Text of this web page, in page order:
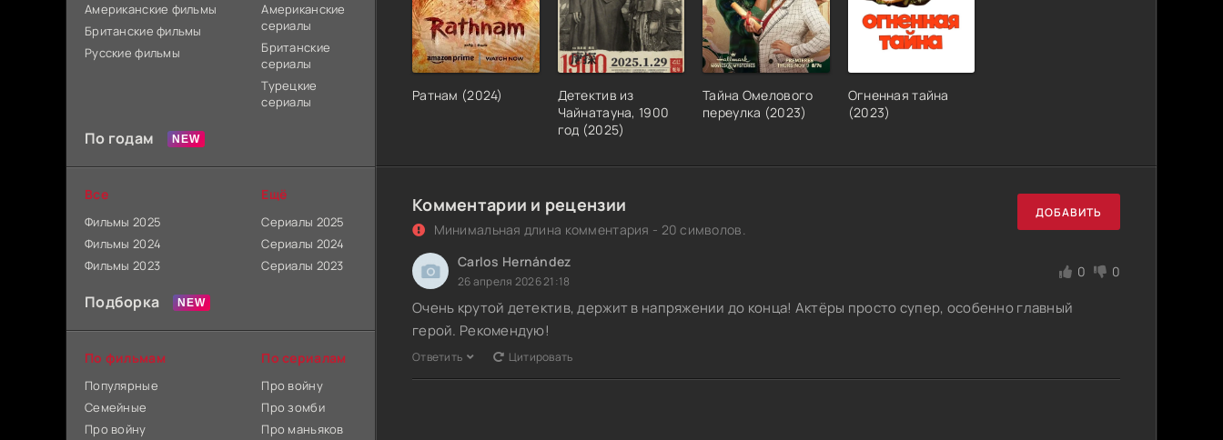
Ратнам (2024)
Детектив из
Чайнатауна, 1900
год (2025)
Тайна Омелового
переулка (2023)
Огненная тайна
(2023)
Комментарии и рецензии
Минимальная длина комментария - 20 символов.
ДОБАВИТЬ
Carlos Hernández
26 апреля 2026 21:18
0 0
Очень крутой детектив, держит в напряжении до конца! Актёры просто супер, особенно главный
герой. Рекомендую!
Ответить Цитировать
Американские фильмы
Британские фильмы
Русские фильмы
Американские
сериалы
Британские
сериалы
Турецкие
сериалы
По годам
Все
Фильмы 2025
Фильмы 2024
Фильмы 2023
Ещё
Сериалы 2025
Сериалы 2024
Сериалы 2023
Подборка
По фильмам
Популярные
Семейные
Про войну
По сериалам
Про войну
Про зомби
Про маньяков